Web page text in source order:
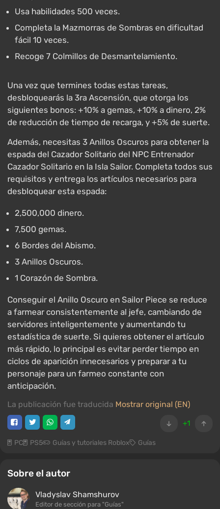
Usa habilidades 500 veces.
Completa la Mazmorras de Sombras en dificultad
fácil 10 veces.
Recoge 7 Colmillos de Desmantelamiento.
Una vez que termines todas estas tareas,
desbloquearás la 3ra Ascensión, que otorga los
siguientes bonos: +10% a gemas, +10% a dinero, 2%
de reducción de tiempo de recarga, y +5% de suerte.
Además, necesitas 3 Anillos Oscuros para obtener la
espada del Cazador Solitario del NPC Entrenador
Cazador Solitario en la Isla Sailor. Completa todos sus
requisitos y entrega los artículos necesarios para
desbloquear esta espada:
2,500,000 dinero.
7,500 gemas.
6 Bordes del Abismo.
3 Anillos Oscuros.
1 Corazón de Sombra.
Conseguir el Anillo Oscuro en Sailor Piece se reduce
a farmear consistentemente al jefe, cambiando de
servidores inteligentemente y aumentando tu
estadística de suerte. Si quieres obtener el artículo
más rápido, lo principal es evitar perder tiempo en
ciclos de aparición innecesarios y preparar a tu
personaje para un farmeo constante con
anticipación.
La publicación fue traducida Mostrar original (EN)
+1
PC PS5 Guías y tutoriales Roblox Guías
Sobre el autor
Vladyslav Shamshurov
Editor de sección para "Guías"